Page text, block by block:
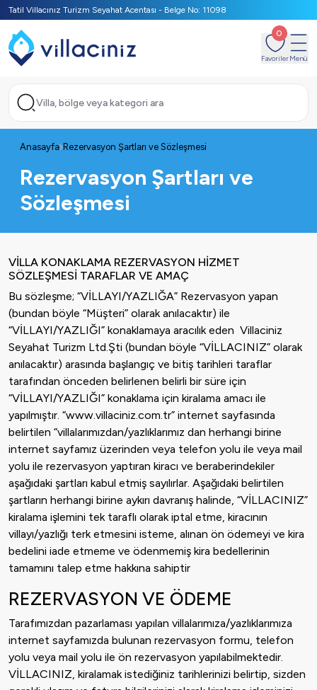
Tatil Villacınız Turizm Seyahat Acentası - Belge No: 11098
0
FavorilerMenü
Villa, bölge veya kategori ara
Anasayfa Rezervasyon Şartları ve Sözleşmesi
Rezervasyon Şartları ve
Sözleşmesi
VİLLA KONAKLAMA REZERVASYON HİZMET
SÖZLEŞMESİ TARAFLAR VE AMAÇ
Bu sözleşme; “VİLLAYI/YAZLIĞA” Rezervasyon yapan
(bundan böyle “Müşteri” olarak anılacaktır) ile
“VİLLAYI/YAZLIĞI” konaklamaya aracılık eden Villaciniz
Seyahat Turizm Ltd.Şti (bundan böyle “VİLLACINIZ” olarak
anılacaktır) arasında başlangıç ve bitiş tarihleri taraflar
tarafından önceden belirlenen belirli bir süre için
“VİLLAYI/YAZLIĞI” konaklama için kiralama amacı ile
yapılmıştır. “www.villaciniz.com.tr” internet sayfasında
belirtilen “villalarımızdan/yazlıklarımız dan herhangi birine
internet sayfamız üzerinden veya telefon yolu ile veya mail
yolu ile rezervasyon yaptıran kiracı ve beraberindekiler
aşağıdaki şartları kabul etmiş sayılırlar. Aşağıdaki belirtilen
şartların herhangi birine aykırı davranış halinde, “VİLLACINIZ”
kiralama işlemini tek taraflı olarak iptal etme, kiracının
villayı/yazlığı terk etmesini isteme, alınan ön ödemeyi ve kira
bedelini iade etmeme ve ödenmemiş kira bedellerinin
tamamını talep etme hakkına sahiptir
REZERVASYON VE ÖDEME
Tarafımızdan pazarlaması yapılan villalarımıza/yazlıklarımıza
internet sayfamızda bulunan rezervasyon formu, telefon
yolu veya mail yolu ile ön rezervasyon yapılabilmektedir.
VİLLACINIZ, kiralamak istediğiniz tarihlerinizi belirtip, sizden